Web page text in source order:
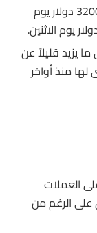
انخفضت العملة الرقمية إلى أقل من 32000 دولار يوم
ما يزيد قليلاً عن
لها منذ أواخر
العملات
على الرغم من